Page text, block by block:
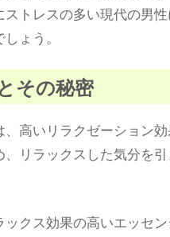
トレスの多い現代の男
ょう。
その秘密
高いリラクゼーション
リラックスした気分を
クス効果の高いエッセ